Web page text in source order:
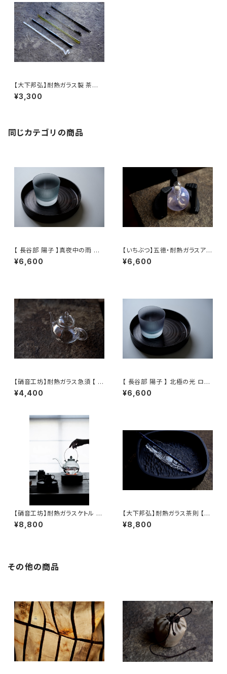
【大下邦弘】耐熱ガラス製 茶針
【OshitaKunihiro】heat-resi
stant glass tea pick
¥3,300
同じカテゴリの商品
【 長谷部 陽子 】真夜中の雨 ロ
ックグラス / 【 Yoko Hasebe
】Whisky Tumbler
¥6,600
【いちぶつ】五徳・耐熱ガラスアル
コールランプ 一式 /【 ichibutu
】Trivet & Heat-resistant Gl
¥6,600
【硝音工坊】耐熱ガラス急須 【 S
hione Studio】Borosilicate
glass teapot
¥4,400
【 長谷部 陽子 】 北極の光 ロッ
クグラス / 【 Yoko Hasebe 】
Whisky Tumbler
¥6,600
【硝音工坊】耐熱ガラスケトル 【
Shione Studio】Heat-resist
ant Glass Kettle
¥8,800
【大下邦弘】耐熱ガラス茶則 【O
shitaKunihiro】Tea Scoop
¥8,800
その他の商品